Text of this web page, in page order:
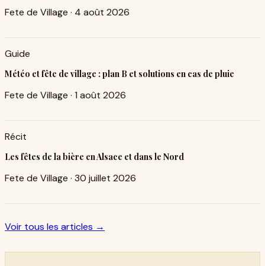
Fete de Village · 4 août 2026
Guide
Météo et fête de village : plan B et solutions en cas de pluie
Fete de Village · 1 août 2026
Récit
Les fêtes de la bière en Alsace et dans le Nord
Fete de Village · 30 juillet 2026
Voir tous les articles →